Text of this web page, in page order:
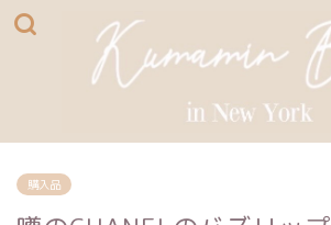
購入品